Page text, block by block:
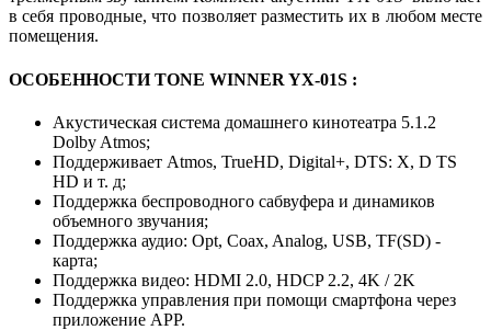
в себя проводные, что позволяет разместить их в любом месте
помещения.
ОСОБЕННОСТИ TONE WINNER YX-01S :
Акустическая система домашнего кинотеатра 5.1.2
Dolby Atmos;
Поддерживает Atmos, TrueHD, Digital+, DTS: X, D TS
HD и т. д;
Поддержка беспроводного сабвуфера и динамиков
объемного звучания;
Поддержка аудио: Opt, Coax, Analog, USB, TF(SD) -
карта;
Поддержка видео: HDMI 2.0, HDCP 2.2, 4K / 2K
Поддержка управления при помощи смартфона через
приложение APP.